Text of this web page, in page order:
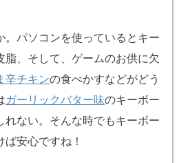
パソコンを使っているとキー
、そして、ゲームのお供に欠
辛チキンの食べかすなどがどう
ガーリックバター味のキーボー
れない。そんな時でもキーボー
安心ですね！